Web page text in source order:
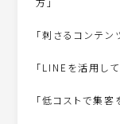
「刺さるコンテン
「LINEを活用し
「低コストで集